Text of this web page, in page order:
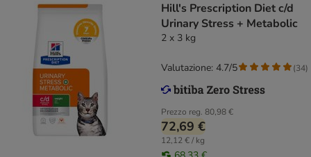
Hill's Prescription Diet c/d
Urinary Stress + Metabolic
2 x 3 kg
Prezzo reg. 80,98 €
72,69 €
12,12 € / kg
Valutazione: 4.7/5 (34)